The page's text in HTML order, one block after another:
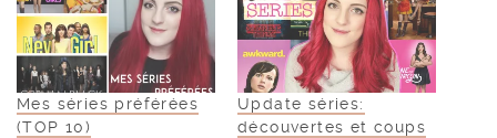
Mes séries préférées
(TOP 10)
Update séries:
découvertes et coups